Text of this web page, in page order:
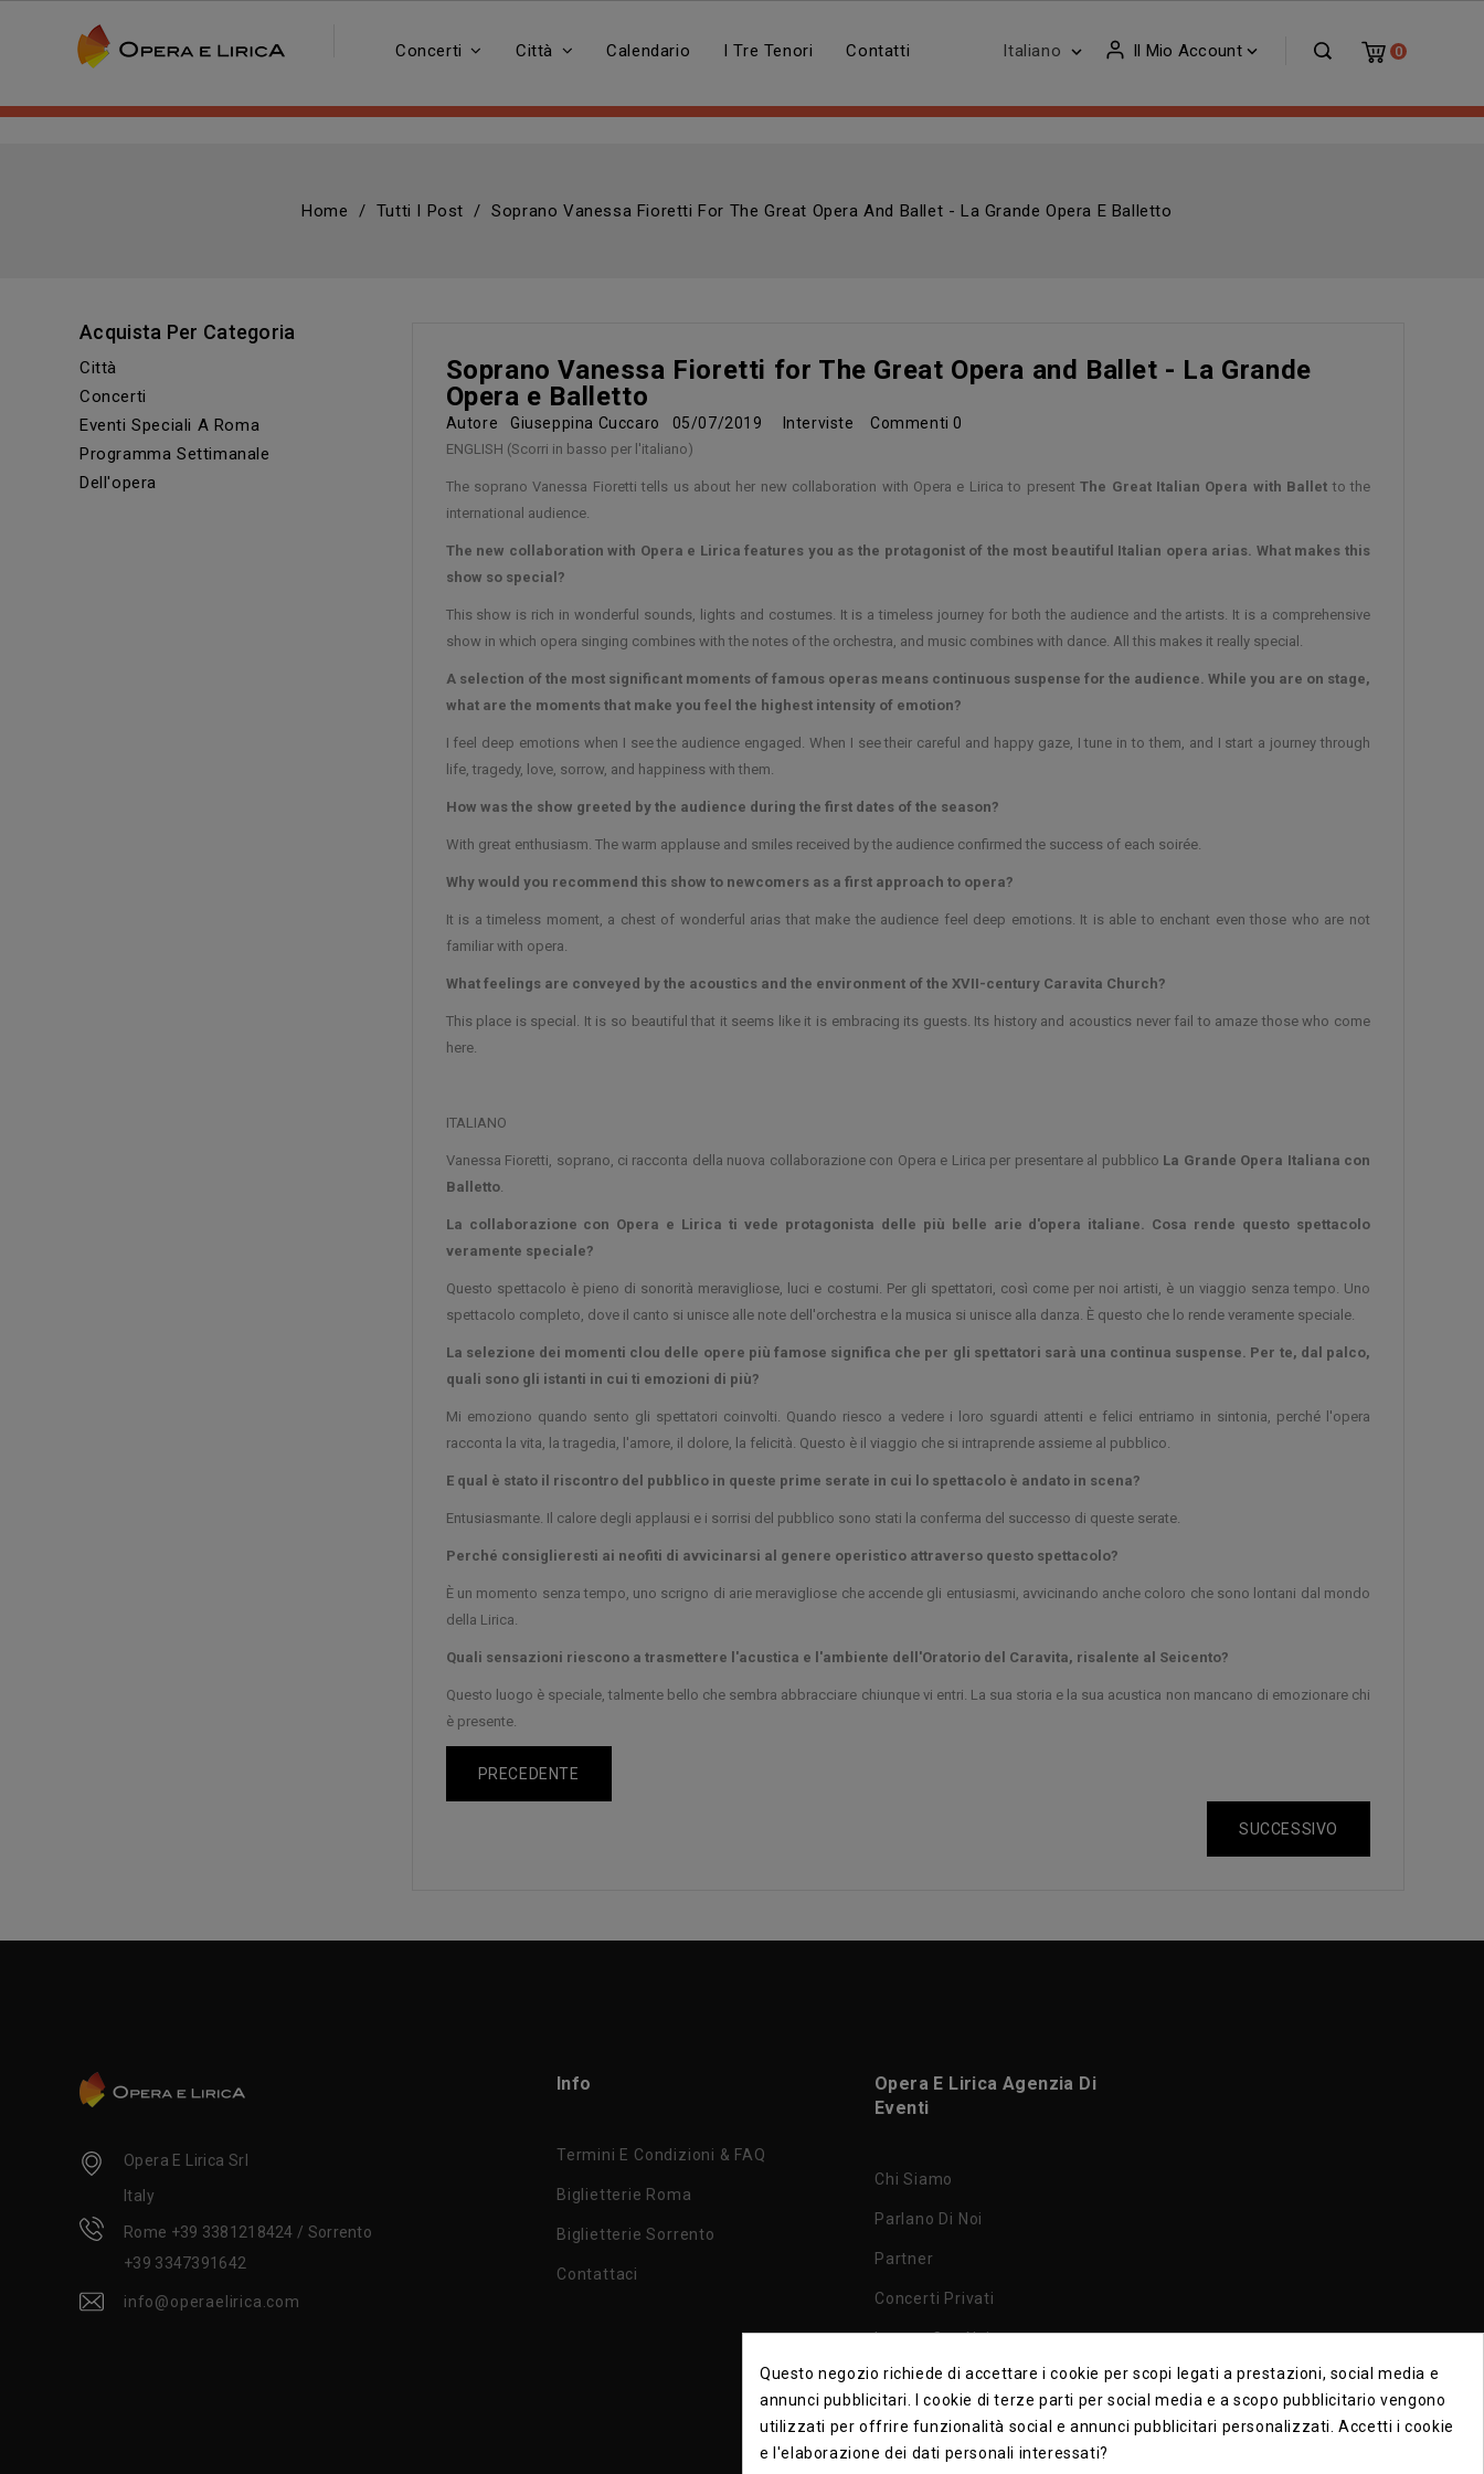
0
Il Mio Account 
Italiano 
Concerti Città Calendario I Tre Tenori Contatti
Home Tutti I Post Soprano Vanessa Fioretti For The Great Opera And Ballet - La Grande Opera E Balletto
Acquista Per Categoria
Città
Concerti
Eventi Speciali A Roma
Programma Settimanale
Dell'opera
Soprano Vanessa Fioretti for The Great Opera and Ballet - La Grande
Opera e Balletto
Autore Giuseppina Cuccaro 05/07/2019 Interviste Commenti0
ENGLISH (Scorri in basso per l'italiano)
The soprano Vanessa Fioretti tells us about her new collaboration with Opera e Lirica to present The Great Italian Opera with Ballet to the
international audience.
The new collaboration with Opera e Lirica features you as the protagonist of the most beautiful Italian opera arias. What makes this
show so special?
This show is rich in wonderful sounds, lights and costumes. It is a timeless journey for both the audience and the artists. It is a comprehensive
show in which opera singing combines with the notes of the orchestra, and music combines with dance. All this makes it really special.
A selection of the most significant moments of famous operas means continuous suspense for the audience. While you are on stage,
what are the moments that make you feel the highest intensity of emotion?
I feel deep emotions when I see the audience engaged. When I see their careful and happy gaze, I tune in to them, and I start a journey through
life, tragedy, love, sorrow, and happiness with them.
How was the show greeted by the audience during the first dates of the season?
With great enthusiasm. The warm applause and smiles received by the audience confirmed the success of each soirée.
Why would you recommend this show to newcomers as a first approach to opera?
It is a timeless moment, a chest of wonderful arias that make the audience feel deep emotions. It is able to enchant even those who are not
familiar with opera.
What feelings are conveyed by the acoustics and the environment of the XVII-century Caravita Church?
This place is special. It is so beautiful that it seems like it is embracing its guests. Its history and acoustics never fail to amaze those who come
here.
ITALIANO
Vanessa Fioretti, soprano, ci racconta della nuova collaborazione con Opera e Lirica per presentare al pubblico La Grande Opera Italiana con
Balletto.
La collaborazione con Opera e Lirica ti vede protagonista delle più belle arie d'opera italiane. Cosa rende questo spettacolo
veramente speciale?
Questo spettacolo è pieno di sonorità meravigliose, luci e costumi. Per gli spettatori, così come per noi artisti, è un viaggio senza tempo. Uno
spettacolo completo, dove il canto si unisce alle note dell'orchestra e la musica si unisce alla danza. È questo che lo rende veramente speciale.
La selezione dei momenti clou delle opere più famose significa che per gli spettatori sarà una continua suspense. Per te, dal palco,
quali sono gli istanti in cui ti emozioni di più?
Mi emoziono quando sento gli spettatori coinvolti. Quando riesco a vedere i loro sguardi attenti e felici entriamo in sintonia, perché l'opera
racconta la vita, la tragedia, l'amore, il dolore, la felicità. Questo è il viaggio che si intraprende assieme al pubblico.
E qual è stato il riscontro del pubblico in queste prime serate in cui lo spettacolo è andato in scena?
Entusiasmante. Il calore degli applausi e i sorrisi del pubblico sono stati la conferma del successo di queste serate.
Perché consiglieresti ai neofiti di avvicinarsi al genere operistico attraverso questo spettacolo?
È un momento senza tempo, uno scrigno di arie meravigliose che accende gli entusiasmi, avvicinando anche coloro che sono lontani dal mondo
della Lirica.
Quali sensazioni riescono a trasmettere l'acustica e l'ambiente dell'Oratorio del Caravita, risalente al Seicento?
Questo luogo è speciale, talmente bello che sembra abbracciare chiunque vi entri. La sua storia e la sua acustica non mancano di emozionare chi
è presente.
PRECEDENTE
SUCCESSIVO
Opera E Lirica Srl
Italy
Rome +39 3381218424 / Sorrento
+39 3347391642
info@operaelirica.com
Info
Termini E Condizioni & FAQ
Biglietterie Roma
Biglietterie Sorrento
Contattaci
Opera E Lirica Agenzia Di
Eventi
Chi Siamo
Parlano Di Noi
Partner
Concerti Privati
Lavora Con Noi
Privacy Policy
Questo negozio richiede di accettare i cookie per scopi legati a prestazioni, social media e
annunci pubblicitari. I cookie di terze parti per social media e a scopo pubblicitario vengono
utilizzati per offrire funzionalità social e annunci pubblicitari personalizzati. Accetti i cookie
e l'elaborazione dei dati personali interessati?